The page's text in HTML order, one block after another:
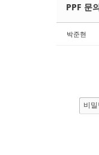
PPF 문
박준현
비